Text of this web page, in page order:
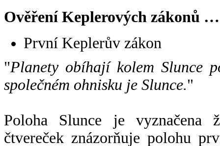
Ověření Keplerových zákonů …
První Keplerův zákon
"Planety obíhají kolem Slunce
společném ohnisku je Slunce."
Poloha Slunce je vyznačena
čtvereček znázorňuje polohu